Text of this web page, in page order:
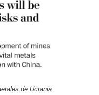
de Ucrania